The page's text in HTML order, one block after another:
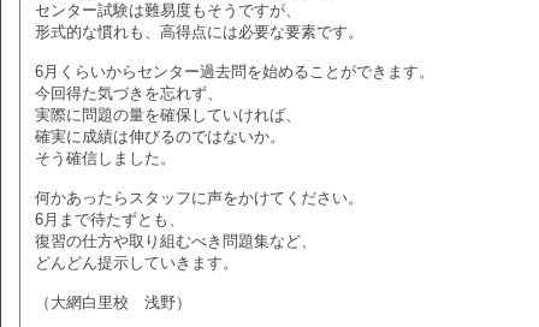
センター試験は難易度もそうですが、
形式的な慣れも、高得点には必要な要素です。
6月くらいからセンター過去問を始めることができます。
今回得た気づきを忘れず、
実際に問題の量を確保していければ、
確実に成績は伸びるのではないか。
そう確信しました。
何かあったらスタッフに声をかけてください。
6月まで待たずとも、
復習の仕方や取り組むべき問題集など、
どんどん提示していきます。
（大網白里校 浅野）